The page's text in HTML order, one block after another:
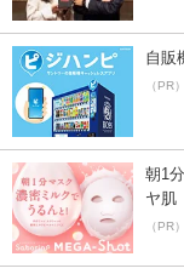
自販
（PR
朝1
ヤ肌
（PR